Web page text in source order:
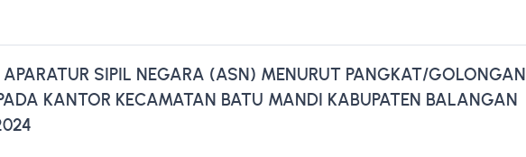
SIPIL NEGARA (ASN) MENURUT PANGKAT/GOLONGAN
KANTOR KECAMATAN BATU MANDI KABUPATEN BALANGAN